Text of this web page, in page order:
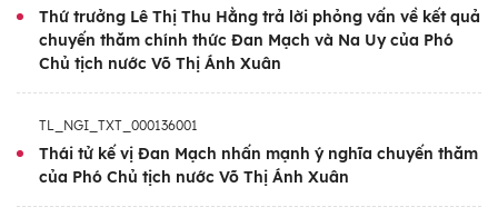
Thứ trưởng Lê Thị Thu Hằng trả lời phỏng vấn về kết quả
chuyến thăm chính thức Đan Mạch và Na Uy của Phó
Chủ tịch nước Võ Thị Ánh Xuân
TL_NGI_TXT_000136001
Thái tử kế vị Đan Mạch nhấn mạnh ý nghĩa chuyến thăm
của Phó Chủ tịch nước Võ Thị Ánh Xuân